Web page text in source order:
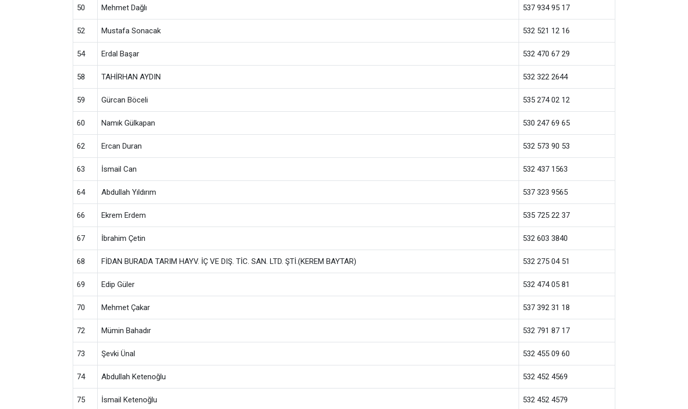
50 Mehmet Dağlı 537 934 95 17
52 Mustafa Sonacak 532 521 12 16
54 Erdal Başar 532 470 67 29
58 TAHİRHAN AYDIN 532 322 2644
59 Gürcan Böceli 535 274 02 12
60 Namık Gülkapan 530 247 69 65
62 Ercan Duran 532 573 90 53
63 İsmail Can 532 437 1563
64 Abdullah Yıldırım 537 323 9565
66 Ekrem Erdem 535 725 22 37
67 İbrahim Çetin 532 603 3840
68 FİDAN BURADA TARIM HAYV. İÇ VE DIŞ. TİC. SAN. LTD. ŞTİ.(KEREM BAYTAR) 532 275 04 51
69 Edip Güler 532 474 05 81
70 Mehmet Çakar 537 392 31 18
72 Mümin Bahadır 532 791 87 17
73 Şevki Ünal 532 455 09 60
74 Abdullah Ketenoğlu 532 452 4569
75 İsmail Ketenoğlu 532 452 4579